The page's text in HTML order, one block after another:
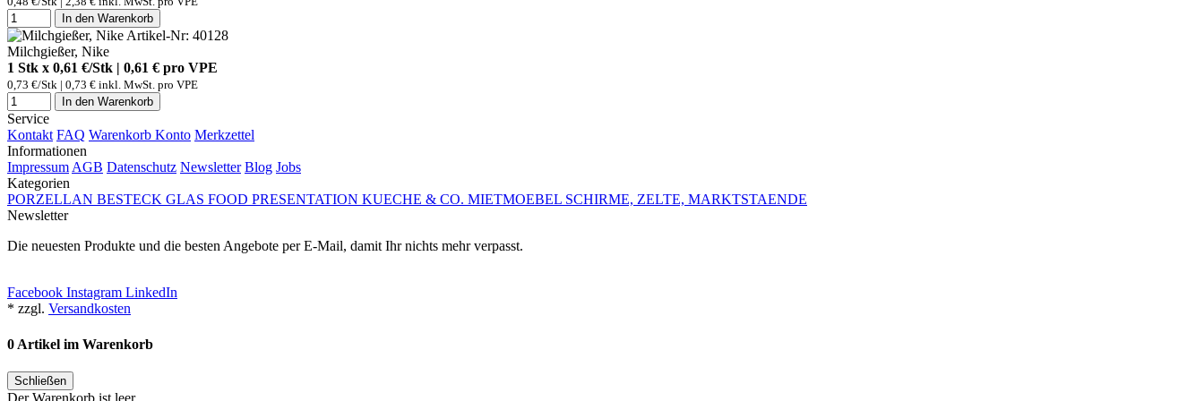
In den Warenkorb
Artikel-Nr: 40128
Milchgießer, Nike
1 Stk x 0,61 €/Stk | 0,61 € pro VPE
0,73 €/Stk | 0,73 € inkl. MwSt. pro VPE
In den Warenkorb
Service
Kontakt FAQ Warenkorb Konto Merkzettel
Informationen
Impressum AGB Datenschutz Newsletter Blog Jobs
Kategorien
PORZELLAN BESTECK GLAS FOOD PRESENTATION KUECHE & CO. MIETMOEBEL SCHIRME, ZELTE, MARKTSTAENDE
Newsletter
Die neuesten Produkte und die besten Angebote per E-Mail, damit Ihr nichts mehr verpasst.
Facebook Instagram LinkedIn
* zzgl. Versandkosten
0 Artikel im Warenkorb
Schließen
Der Warenkorb ist leer.